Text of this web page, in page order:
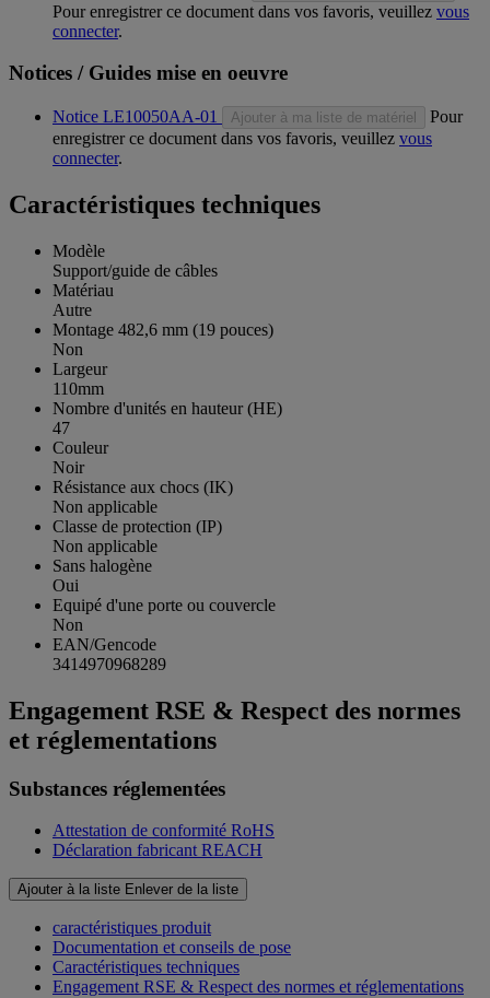
Pour enregistrer ce document dans vos favoris, veuillez vous
connecter.
Notices / Guides mise en oeuvre
Notice LE10050AA-01 Ajouter à ma liste de matériel
Pour
enregistrer ce document dans vos favoris, veuillez vous
connecter.
Caractéristiques techniques
Modèle
Support/guide de câbles
Matériau
Autre
Montage 482,6 mm (19 pouces)
Non
Largeur
110mm
Nombre d'unités en hauteur (HE)
47
Couleur
Noir
Résistance aux chocs (IK)
Non applicable
Classe de protection (IP)
Non applicable
Sans halogène
Oui
Equipé d'une porte ou couvercle
Non
EAN/Gencode
3414970968289
Engagement RSE & Respect des normes
et réglementations
Substances réglementées
Attestation de conformité RoHS
Déclaration fabricant REACH
Ajouter à la liste Enlever de la liste
caractéristiques produit
Documentation et conseils de pose
Caractéristiques techniques
Engagement RSE & Respect des normes et réglementations